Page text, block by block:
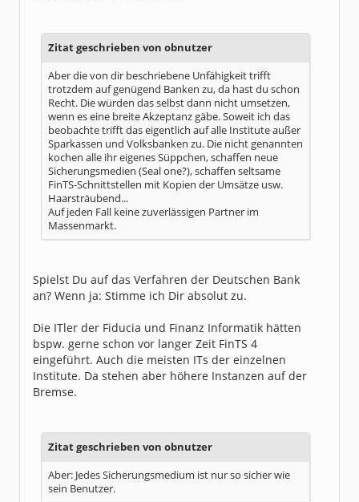
Zitat geschrieben von obnutzer
Aber die von dir beschriebene Unfähigkeit trifft
trotzdem auf genügend Banken zu, da hast du schon
Recht. Die würden das selbst dann nicht umsetzen,
wenn es eine breite Akzeptanz gäbe. Soweit ich das
beobachte trifft das eigentlich auf alle Institute außer
Sparkassen und Volksbanken zu. Die nicht genannten
kochen alle ihr eigenes Süppchen, schaffen neue
Sicherungsmedien (Seal one?), schaffen seltsame
FinTS-Schnittstellen mit Kopien der Umsätze usw.
Haarsträubend...
Auf jeden Fall keine zuverlässigen Partner im
Massenmarkt.
Spielst Du auf das Verfahren der Deutschen Bank
an? Wenn ja: Stimme ich Dir absolut zu.
Die ITler der Fiducia und Finanz Informatik hätten
bspw. gerne schon vor langer Zeit FinTS 4
eingeführt. Auch die meisten ITs der einzelnen
Institute. Da stehen aber höhere Instanzen auf der
Bremse.
Zitat geschrieben von obnutzer
Aber: Jedes Sicherungsmedium ist nur so sicher wie
sein Benutzer.